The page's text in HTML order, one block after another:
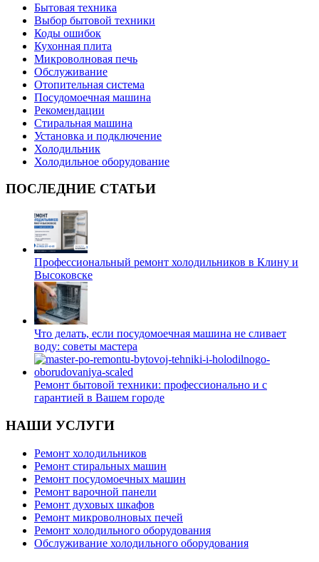
Бытовая техника
Выбор бытовой техники
Коды ошибок
Кухонная плита
Микроволновая печь
Обслуживание
Отопительная система
Посудомоечная машина
Рекомендации
Стиральная машина
Установка и подключение
Холодильник
Холодильное оборудование
ПОСЛЕДНИЕ СТАТЬИ
Профессиональный ремонт холодильников в Клину и
Высоковске
Что делать, если посудомоечная машина не сливает
воду: советы мастера
Ремонт бытовой техники: профессионально и с
гарантией в Вашем городе
НАШИ УСЛУГИ
Ремонт холодильников
Ремонт стиральных машин
Ремонт посудомоечных машин
Ремонт варочной панели
Ремонт духовых шкафов
Ремонт микроволновых печей
Ремонт холодильного оборудования
Обслуживание холодильного оборудования